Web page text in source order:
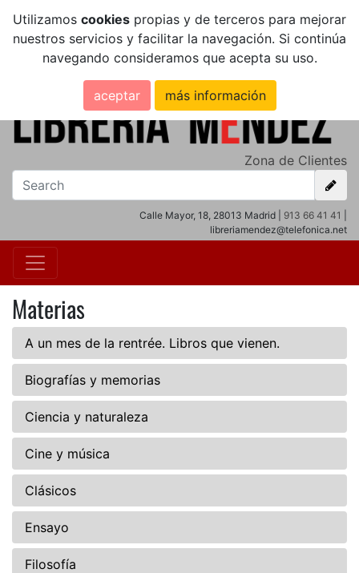
Utilizamos cookies propias y de terceros para mejorar
nuestros servicios y facilitar la navegación. Si continúa
navegando consideramos que acepta su uso.
aceptar más información
Zona de Clientes
Calle Mayor, 18, 28013 Madrid | 913 66 41 41
libreriamendez@telefonica.net
Materias
A un mes de la rentrée. Libros que vienen.
Biografías y memorias
Ciencia y naturaleza
Cine y música
Clásicos
Ensayo
Filosofía